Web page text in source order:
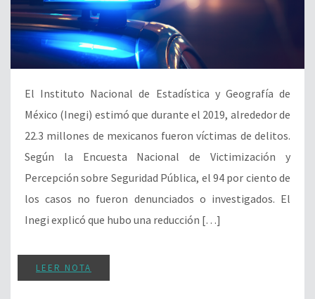
El Instituto Nacional de Estadística y Geografía de
México (Inegi) estimó que durante el 2019, alrededor de
22.3 millones de mexicanos fueron víctimas de delitos.
Según la Encuesta Nacional de Victimización y
Percepción sobre Seguridad Pública, el 94 por ciento de
los casos no fueron denunciados o investigados. El
Inegi explicó que hubo una reducción […]
LEER NOTA